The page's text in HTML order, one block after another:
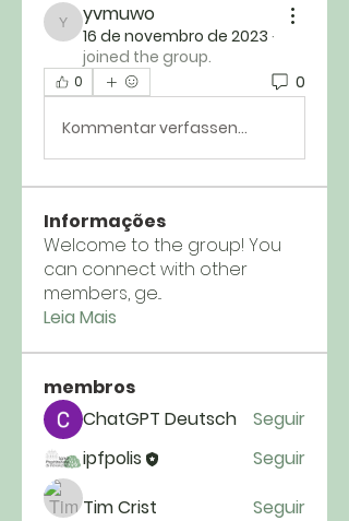
yvmuwo
yvmuwo
16 de novembro de 2023 ·
joined the group.
0 0
Kommentar verfassen...
Informações
Welcome to the group! You
can connect with other
members, ge...
Leia Mais
membros
ChatGPT Deutsch
Seguir
ipfpolis
Seguir
Tim Crist
Seguir